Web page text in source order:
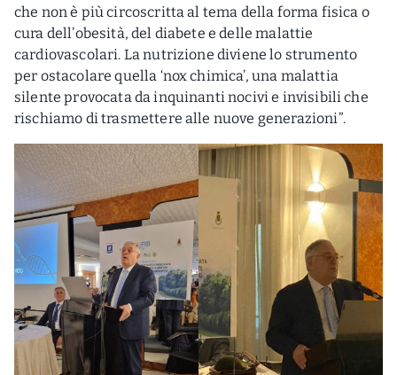
che non è più circoscritta al tema della forma fisica o
cura dell’obesità, del diabete e delle malattie
cardiovascolari. La nutrizione diviene lo strumento
per ostacolare quella ‘nox chimica’, una malattia
silente provocata da inquinanti nocivi e invisibili che
rischiamo di trasmettere alle nuove generazioni”.